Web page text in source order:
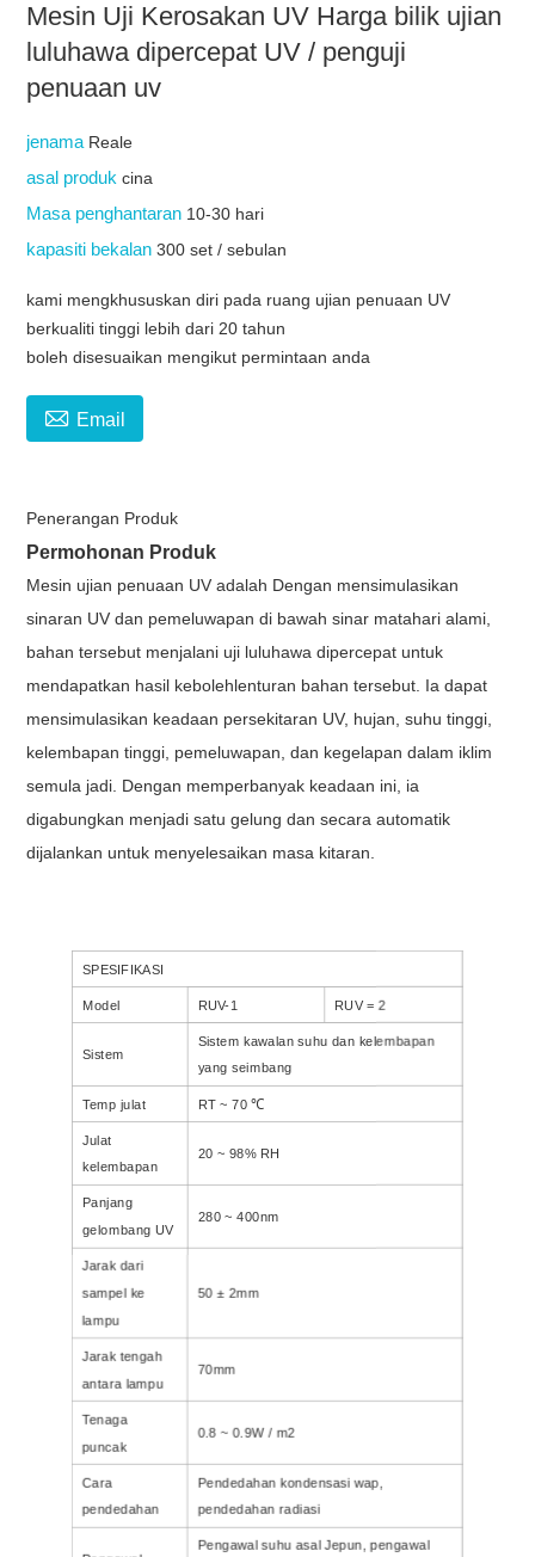
Mesin Uji Kerosakan UV Harga bilik ujian
luluhawa dipercepat UV / penguji
penuaan uv
jenama Reale
asal produkcina
Masa penghantaran 10-30 hari
kapasiti bekalan300 set / sebulan
kami mengkhususkan diri pada ruang ujian penuaan UV
berkualiti tinggi lebih dari 20 tahun
boleh disesuaikan mengikut permintaan anda
 Email
Penerangan Produk
Permohonan Produk
Mesin ujian penuaan UVadalah Dengan mensimulasikan
sinaran UV dan pemeluwapan di bawah sinar matahari alami,
bahan tersebut menjalani uji luluhawa dipercepat untuk
mendapatkan hasil kebolehlenturan bahan tersebut. Ia dapat
mensimulasikan keadaan persekitaran UV, hujan, suhu tinggi,
kelembapan tinggi, pemeluwapan, dan kegelapan dalam iklim
semula jadi. Dengan memperbanyak keadaan ini, ia
digabungkan menjadi satu gelung dan secara automatik
dijalankan untuk menyelesaikan masa kitaran.
SPESIFIKASI
Model RUV-1 RUV = 2
Sistem
Sistem kawalan suhu dan kelembapan
yang seimbang
Temp julat RT ~ 70 ℃
Julat
kelembapan
20 ~ 98% RH
Panjang
gelombang UV
280 ~ 400nm
Jarak dari
sampel ke
lampu
50 ± 2mm
Jarak tengah
antara lampu
70mm
Tenaga
puncak
0.8 ~ 0.9W / m2
Cara
pendedahan
Pendedahan kondensasi wap,
pendedahan radiasi
Pengawal suhu asal Jepun, pengawal